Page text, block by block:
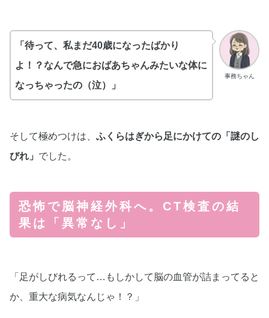
事務ちゃん
「待って、私まだ40歳になったばかり
よ！？なんで急におばあちゃんみたいな体に
なっちゃったの（泣）」
そして極めつけは、 ふくらはぎから足にかけての「謎のし
びれ」 でした。
恐怖で脳神経外科へ。CT検査の結
果は「異常なし」
「足がしびれるって…もしかして脳の血管が詰まってると
か、重大な病気なんじゃ！？」